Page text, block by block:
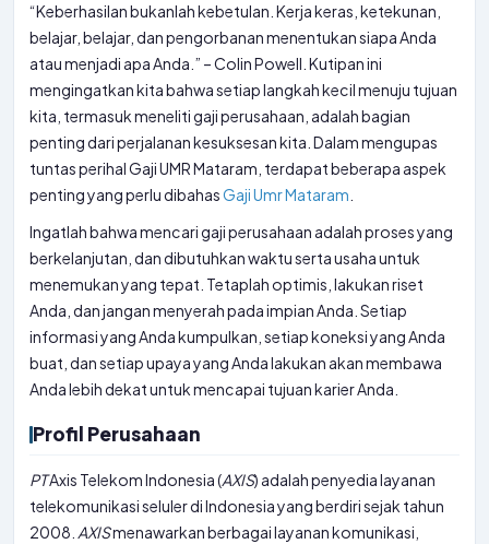
“Keberhasilan bukanlah kebetulan. Kerja keras, ketekunan,
belajar, belajar, dan pengorbanan menentukan siapa Anda
atau menjadi apa Anda.” – Colin Powell. Kutipan ini
mengingatkan kita bahwa setiap langkah kecil menuju tujuan
kita, termasuk meneliti gaji perusahaan, adalah bagian
penting dari perjalanan kesuksesan kita. Dalam mengupas
tuntas perihal Gaji UMR Mataram, terdapat beberapa aspek
penting yang perlu dibahasGaji Umr Mataram
Ingatlah bahwa mencari gaji perusahaan adalah proses yang
berkelanjutan, dan dibutuhkan waktu serta usaha untuk
menemukan yang tepat. Tetaplah optimis, lakukan riset
Anda, dan jangan menyerah pada impian Anda. Setiap
informasi yang Anda kumpulkan, setiap koneksi yang Anda
buat, dan setiap upaya yang Anda lakukan akan membawa
Anda lebih dekat untuk mencapai tujuan karier Anda.
Profil Perusahaan
PTAxis Telekom Indonesia (AXIS) adalah penyedia layanan
telekomunikasi seluler di Indonesia yang berdiri sejak tahun
2008. AXISmenawarkan berbagai layanan komunikasi,